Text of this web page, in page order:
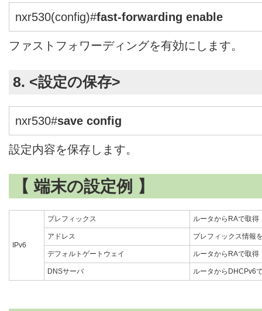
nxr530(config)#fast-forwarding enable
ファストフォワーディングを有効にします。
8. <設定の保存>
nxr530#save config
設定内容を保存します。
【 端末の設定例 】
IPv6
プレフィックス ルータからRAで取得
アドレス プレフィックス情報
デフォルトゲートウェイ ルータからRAで取得
DNSサーバ ルータからDHCPv6